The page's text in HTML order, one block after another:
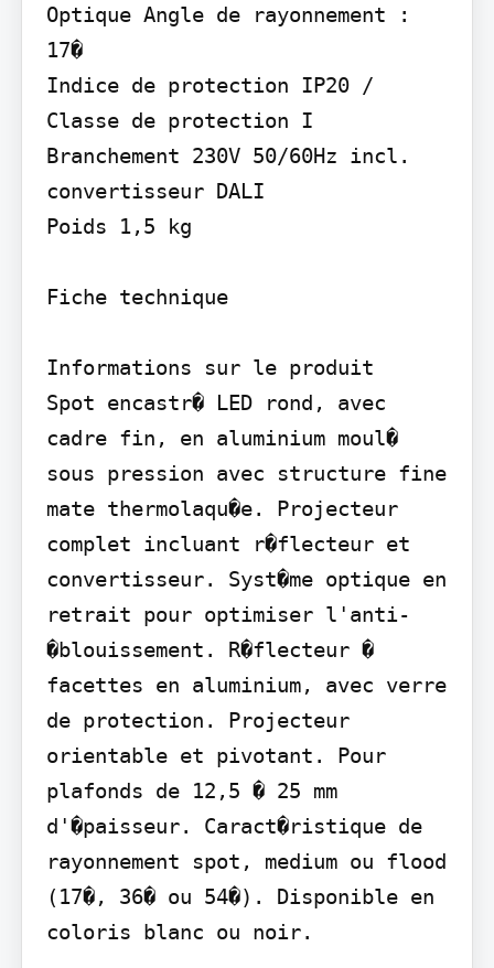
Optique Angle de rayonnement :
17�
Indice de protection IP20 /
Classe de protection I
Branchement 230V 50/60Hz incl.
convertisseur DALI
Poids 1,5 kg
Fiche technique
Informations sur le produit
Spot encastr� LED rond, avec
cadre fin, en aluminium moul�
sous pression avec structure fine
mate thermolaqu�e. Projecteur
complet incluant r�flecteur et
convertisseur. Syst�me optique en
retrait pour optimiser l'anti-
�blouissement. R�flecteur �
facettes en aluminium, avec verre
de protection. Projecteur
orientable et pivotant. Pour
plafonds de 12,5 � 25 mm
d'�paisseur. Caract�ristique de
rayonnement spot, medium ou flood
(17�, 36� ou 54�). Disponible en
coloris blanc ou noir.